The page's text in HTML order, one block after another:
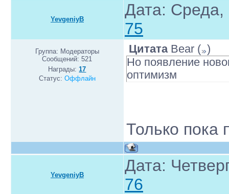
YevgeniyB
Дата:
75
Группа: Модераторы
Сообщений:521
Награды:17
Статус: Оффлайн
Цитата Bear ( )
Но появление
оптимизм
Только пока
YevgeniyB
Дата:
76